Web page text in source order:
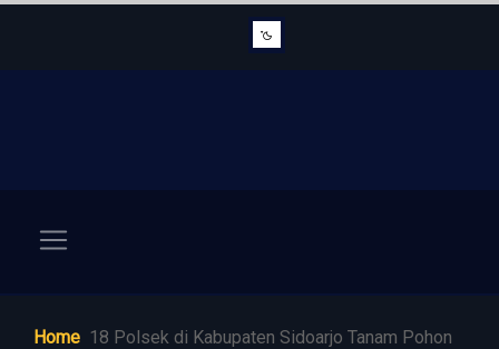
Home 18 Polsek di Kabupaten Sidoarjo Tanam Pohon